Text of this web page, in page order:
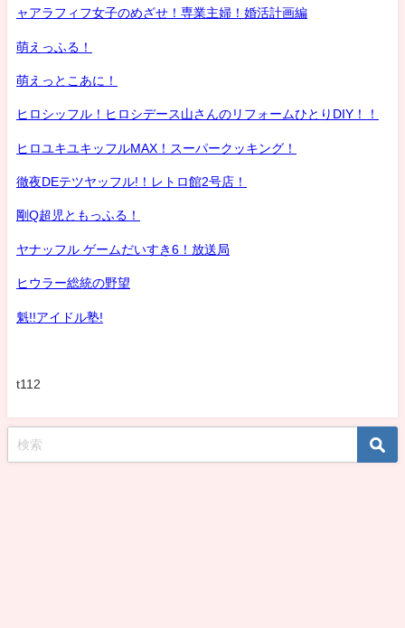
ャアラフィフ女子のめざせ！専業主婦！婚活計画編
萌えっふる！
萌えっとこあに！
ヒロシッフル！ヒロシデース山さんのリフォームひとりDIY！！
ヒロユキユキッフルMAX！スーパークッキング！
徹夜DEテツヤッフル!！レトロ館2号店！
剛Q超児ともっふる！
ヤナッフル ゲームだいすき6！放送局
ヒウラー総統の野望
魁!!アイドル塾!
t112